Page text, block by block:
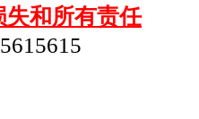
失和所有责任